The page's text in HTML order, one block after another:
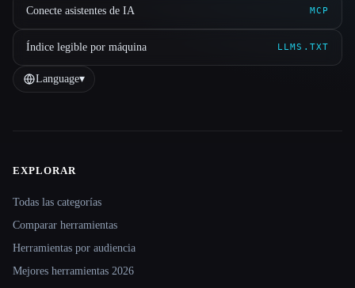
Conecte asistentes de IA MCP
Índice legible por máquina LLMS.TXT
Language▾
Site navigation
EXPLORAR
Todas las categorías
Comparar herramientas
Herramientas por audiencia
Mejores herramientas 2026